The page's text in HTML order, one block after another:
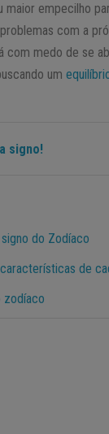
maior empecilho
com a
com medo de se
um
signo!
do Zodíaco
de
zodíaco